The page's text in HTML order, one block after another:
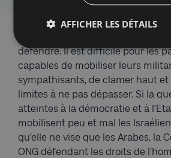
affaiblit les fondements
Ces atteintes à la démocratie
défendre. Il est difficile pour les
capables de mobiliser leurs
sympathisants, de clamer haut et
limites à ne pas dépasser. Si la
atteintes à la démocratie et à
mobilisent peu et mal les
qu’elle ne vise que les Arabes, la
ONG défendant les droits de
AFFICHER LES DÉTAILS